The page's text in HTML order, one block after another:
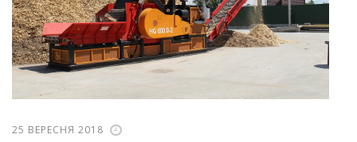
25 ВЕРЕСНЯ 2018